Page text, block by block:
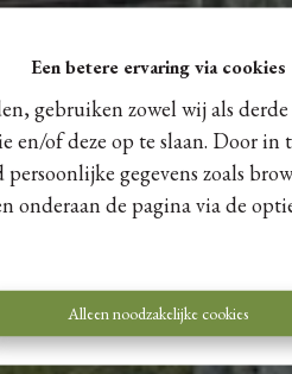
Een betere ervaring via cookies
gebruiken zowel wij als
of deze op te slaan. Door in
gegevens zoals
onderaan de pagina via de
Alleen noodzakelijke cookies